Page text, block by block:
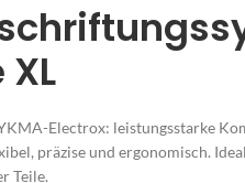
Electrox: leistungsstarke
präzise und ergonomisch.
Teile.